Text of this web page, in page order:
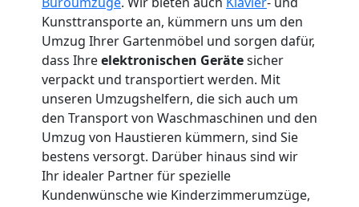
Kunsttransporte an, kümmern uns um den
Umzug Ihrer Gartenmöbel und sorgen dafür,
dass Ihreelektronischen Gerätesicher
verpackt und transportiert werden. Mit
unseren Umzugshelfern, die sich auch um
den Transport von Waschmaschinen und den
Umzug von Haustieren kümmern, sind Sie
bestens versorgt. Darüber hinaus sind wir
Ihr idealer Partner für spezielle
Kundenwünsche wie Kinderzimmerumzüge,
Wolfsberg
Mann
LKW